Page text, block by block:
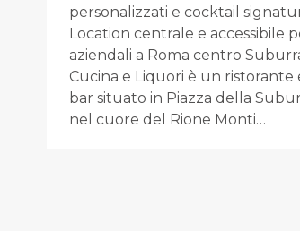
personalizzati e cocktail
Location centrale e accessibile
aziendali a Roma centro
Cucina e Liquori è un ristorante
bar situato in Piazza della
nel cuore del Rione Monti…